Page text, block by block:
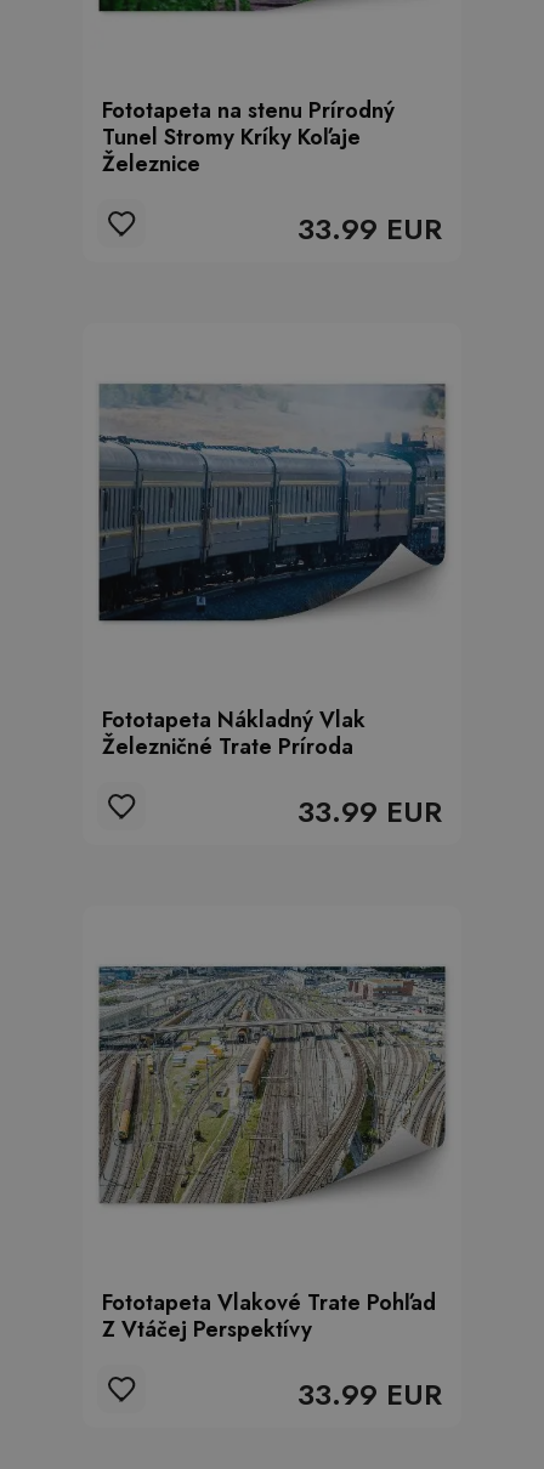
Fototapeta na stenu Prírodný
Tunel Stromy Kríky Koľaje
Železnice
33.99 EUR
Fototapeta Nákladný Vlak
Železničné Trate Príroda
33.99 EUR
Fototapeta Vlakové Trate Pohľad
Z Vtáčej Perspektívy
33.99 EUR